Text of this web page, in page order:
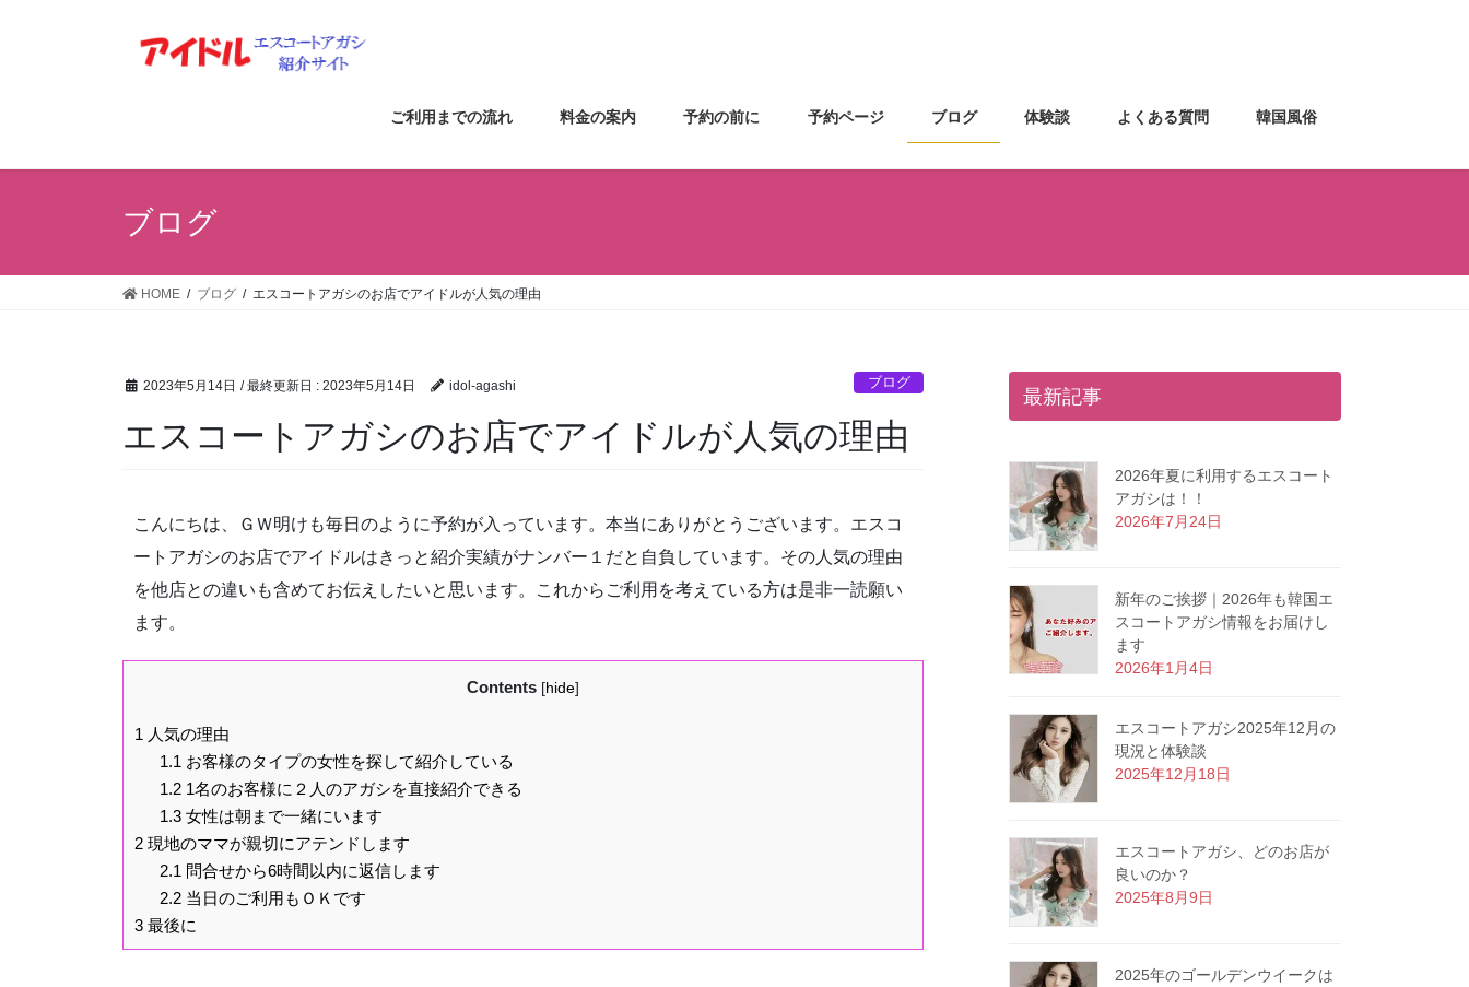
移
ン
ご利用までの流れ 料金の案内 予約の前に 予約ページ ブログ 体験談 よくある質問 韓国風俗
ブログ
HOME ブログ エスコートアガシのお店でアイドルが人気の理由
2023年5月14日 / 最終更新日 : 2023年5月14日 idol-agashi ブログ
エスコートアガシのお店でアイドルが人気の理由
こんにちは、ＧＷ明けも毎日のように予約が入っています。本当にありがとうございます。エスコ
ートアガシのお店でアイドルはきっと紹介実績がナンバー１だと自負しています。その人気の理由
を他店との違いも含めてお伝えしたいと思います。これからご利用を考えている方は是非一読願い
ます。
Contents [hide]
1 人気の理由
1.1 お客様のタイプの女性を探して紹介している
1.21名のお客様に２人のアガシを直接紹介できる
1.3女性は朝まで一緒にいます
2 現地のママが親切にアテンドします
2.1 問合せから6時間以内に返信します
2.2当日のご利用もＯＫです
3 最後に
最新記事
2026年夏に利用するエスコート
アガシは！！
2026年7月24日
新年のご挨拶｜2026年も韓国エ
スコートアガシ情報をお届けし
ます
2026年1月4日
エスコートアガシ2025年12月の
現況と体験談
2025年12月18日
エスコートアガシ、どのお店が
良いのか？
2025年8月9日
2025年のゴールデンウイークは